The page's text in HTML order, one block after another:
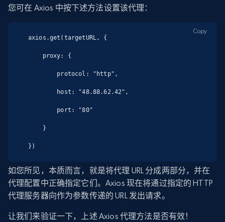
您可在 Axios 中按下述方法设置该代理：
axios.get(targetURL, {
})
Copy
如您所见，本质而言，就是将代理 URL 分成两部分，并在
代理配置中正确指定它们。Axios 现在将通过指定的 HTTP
代理服务器向作为参数传递的 URL 发出请求。
让我们来验证一下，上述 Axios 代理方法是否有效！